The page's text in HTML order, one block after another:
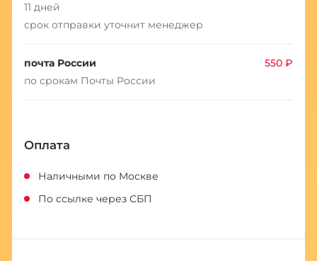
11 дней
срок отправки уточнит менеджер
почта России
550 ₽
по срокам Почты России
Оплата
Наличными по Москве
По ссылке через СБП